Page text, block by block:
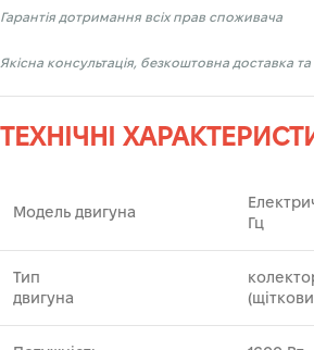
Гарантія дотримання всіх прав споживача
Якісна консультація, безкоштовна доставка
ТЕХНІЧНІ
Модель двигуна
Гц
Тип
двигуна